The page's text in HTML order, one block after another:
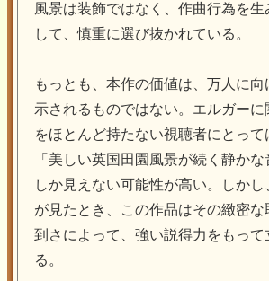
風景は装飾ではなく、作曲行為を生
して、慎重に選び抜かれている。
もっとも、本作の価値は、万人に向
示されるものではない。エルガー
をほとんど持たない視聴者にとっ
「美しい英国田園風景が続く静か
しか見えない可能性が高い。しかし
が見たとき、この作品はその緻密な
到さによって、強い説得力をもって
る。